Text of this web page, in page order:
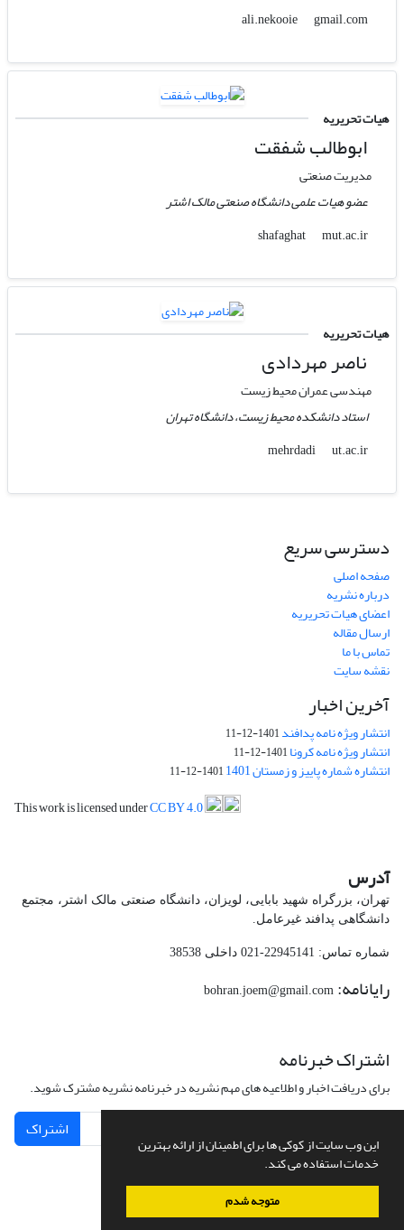
این وب سایت از کوکی ها برای اطمینان از ارائه بهترین
خدمات استفاده می کند.
متوجه شدم
ali.nekooie
gmail.com
هیات تحریریه
ابوطالب شفقت
مدیریت صنعتی
عضو هیات علمی دانشگاه صنعتی مالک اشتر
shafaghat
mut.ac.ir
هیات تحریریه
ناصر مهردادی
مهندسی عمران محیط زیست
استاد دانشکده محیط زیست، دانشگاه تهران
mehrdadi
ut.ac.ir
دسترسی سریع
صفحه اصلی
درباره نشریه
اعضای هیات تحریریه
ارسال مقاله
تماس با ما
نقشه سایت
آخرین اخبار
انتشار ویژه نامه پدافند1401-12-11
انتشار ویژه نامه کرونا1401-12-11
انتشاره شماره پاییز و زمستان 1401 1401-12-11
This work is licensed underCC BY 4.0
آدرس
تهران، بزرگراه شهید بابایی، لویزان، دانشگاه صنعتی مالک اشتر، مجتمع
دانشگاهی پدافند غیرعامل.
شماره تماس: 22945141-021 داخلی 38538
رایانامه:
اشتراک خبرنامه
برای دریافت اخبار و اطلاعیه های مهم نشریه در خبرنامه نشریه مشترک شوید.
اشتراک
سامانه مدیریت نشریات علمی.طراحی و پیاده سازی ازسیناوب